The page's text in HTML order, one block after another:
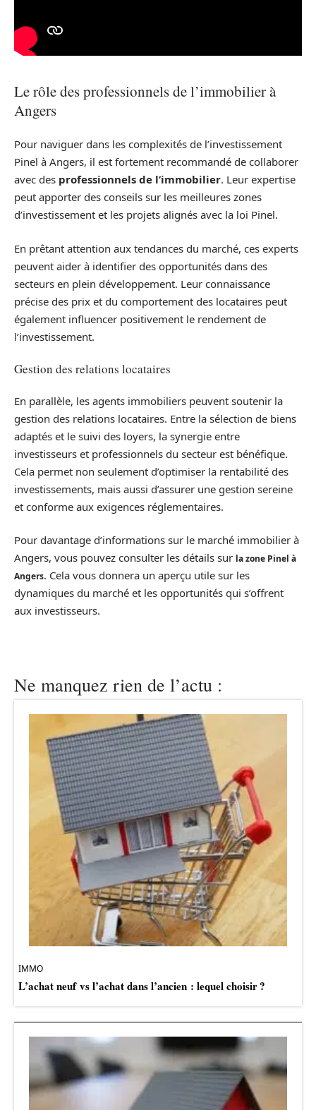
Le rôle des professionnels de l’immobilier à
Angers
Pour naviguer dans les complexités de l’investissement
Pinel à Angers, il est fortement recommandé de collaborer
avec des professionnels de l’immobilier. Leur expertise
peut apporter des conseils sur les meilleures zones
d’investissement et les projets alignés avec la loi Pinel.
En prêtant attention aux tendances du marché, ces experts
peuvent aider à identifier des opportunités dans des
secteurs en plein développement. Leur connaissance
précise des prix et du comportement des locataires peut
également influencer positivement le rendement de
l’investissement.
Gestion des relations locataires
En parallèle, les agents immobiliers peuvent soutenir la
gestion des relations locataires. Entre la sélection de biens
adaptés et le suivi des loyers, la synergie entre
investisseurs et professionnels du secteur est bénéfique.
Cela permet non seulement d’optimiser la rentabilité des
investissements, mais aussi d’assurer une gestion sereine
et conforme aux exigences réglementaires.
Pour davantage d’informations sur le marché immobilier à
Angers, vous pouvez consulter les détails sur la zone Pinel à
Angers. Cela vous donnera un aperçu utile sur les
dynamiques du marché et les opportunités qui s’offrent
aux investisseurs.
Ne manquez rien de l’actu :
IMMO
L’achat neuf vs l’achat dans l’ancien : lequel choisir ?